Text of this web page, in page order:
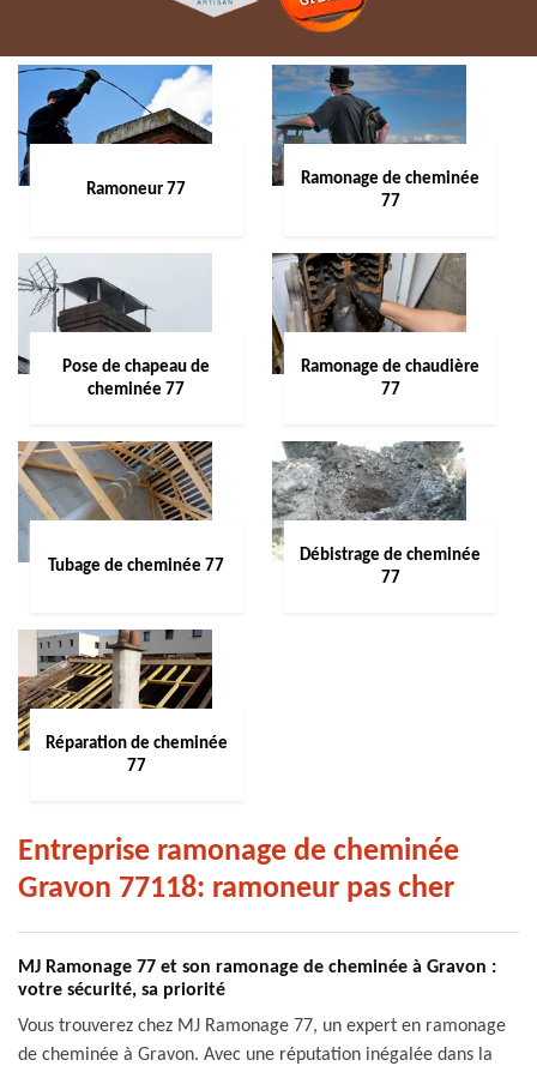
Ramoneur 77
Ramonage de cheminée
77
Pose de chapeau de
cheminée 77
Ramonage de chaudière
77
Tubage de cheminée 77
Débistrage de cheminée
77
Réparation de cheminée
77
Entreprise ramonage de cheminée
Gravon 77118: ramoneur pas cher
MJ Ramonage 77 et son ramonage de cheminée à Gravon :
votre sécurité, sa priorité
Vous trouverez chez MJ Ramonage 77, un expert en ramonage
de cheminée à Gravon. Avec une réputation inégalée dans la